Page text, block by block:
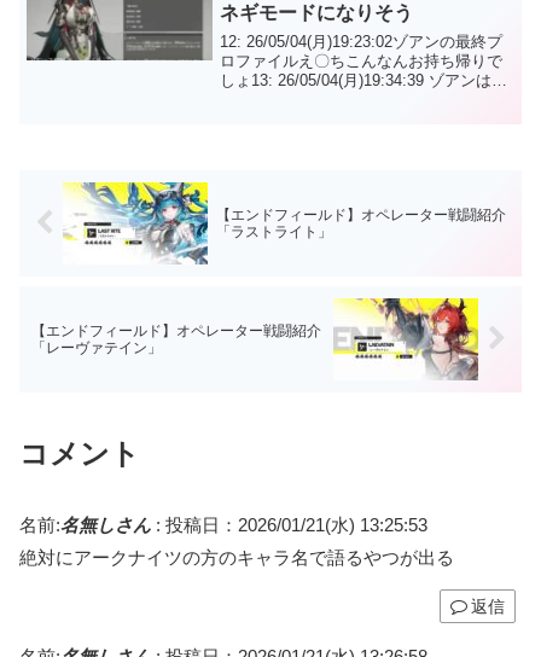
ネギモードになりそう
12: 26/05/04(月)19:23:02ゾアンの最終プ
ロファイルえ〇ちこんなんお持ち帰りで
しょ13: 26/05/04(月)19:34:39 ゾアンは全
【エンドフィールド】オペレーター戦闘紹介
「ラストライト」
【エンドフィールド】オペレーター戦闘紹介
「レーヴァテイン」
コメント
名前:名無しさん : 投稿日：2026/01/21(水) 13:25:53
絶対にアークナイツの方のキャラ名で語るやつが出る
返信